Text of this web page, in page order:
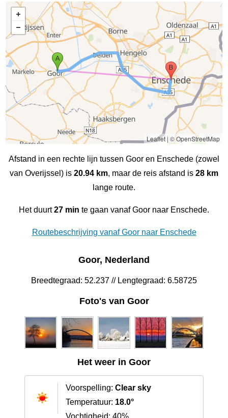
Leaflet| © OpenStreetMap
Afstand in een rechte lijn tussen Goor en Enschede (zowel
van Overijssel) is 20.94 km, maar de reis afstand is 28 km
lange route.
Het duurt27 min te gaan vanaf Goor naar Enschede.
Routebeschrijving vanaf Goor naar Enschede
Goor, Nederland
Breedtegraad: 52.237 // Lengtegraad: 6.58725
Foto's van Goor
Het weer in Goor
Voorspelling: Clear sky
Temperatuur: 18.0°